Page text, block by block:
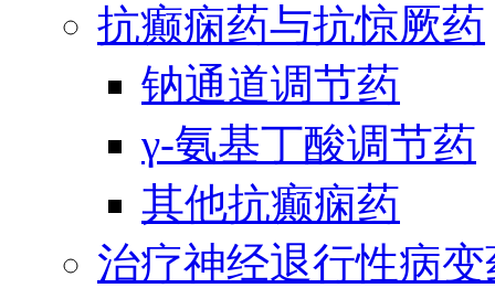
抗癫痫药与抗惊厥药
钠通道调节药
γ-氨基丁酸调节药
其他抗癫痫药
治疗神经退行性病